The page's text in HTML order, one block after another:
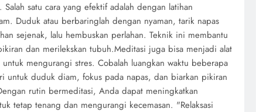
satu cara yang efektif adalah dengan latihan
Duduk atau berbaringlah dengan nyaman, tarik napas
sejenak, lalu hembuskan perlahan. Teknik ini membantu
dan merilekskan tubuh.Meditasi juga bisa menjadi alat
mengurangi stres. Cobalah luangkan waktu beberapa
untuk duduk diam, fokus pada napas, dan biarkan pikiran
rutin bermeditasi, Anda dapat meningkatkan
tetap tenang dan mengurangi kecemasan. "Relaksasi